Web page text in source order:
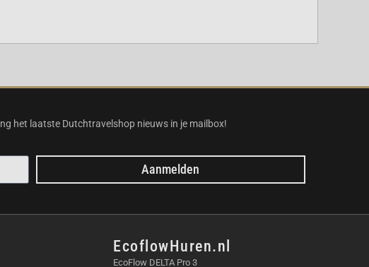
het laatste Dutchtravelshop nieuws in je mailbox!
Aanmelden
EcoflowHuren.nl
EcoFlow DELTA Pro 3